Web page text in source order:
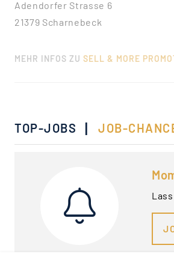
Adendorfer Strasse 6
21379 Scharnebeck
MEHR INFOS ZU SELL & MORE
TOP-JOBS | JOB-